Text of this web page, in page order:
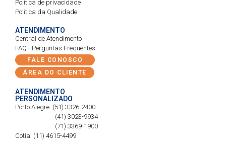
Política de privacidade
Politica da Qualidade
ATENDIMENTO
Central de Atendimento
FAQ - Perguntas Frequentes
FALE CONOSCO
ÁREA DO CLIENTE
ATENDIMENTO
PERSONALIZADO
Porto Alegre: (51) 3326-2400
(41) 3023-9934
(71) 3369-1900
Cotia: (11) 4615-4499